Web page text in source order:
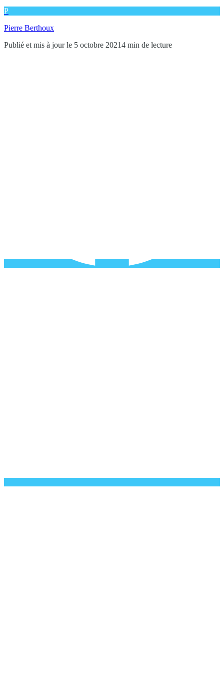
P
Pierre Berthoux
Publié et mis à jour le 5 octobre 20214 min de lecture